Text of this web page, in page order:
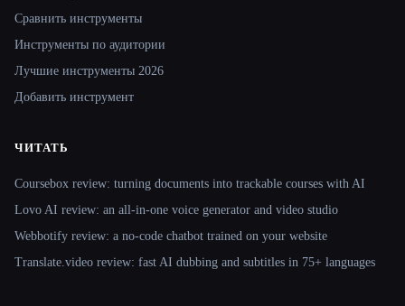
Сравнить инструменты
Инструменты по аудитории
Лучшие инструменты 2026
Добавить инструмент
ЧИТАТЬ
Coursebox review: turning documents into trackable courses with AI
Lovo AI review: an all-in-one voice generator and video studio
Webbotify review: a no-code chatbot trained on your website
Translate.video review: fast AI dubbing and subtitles in 75+ languages